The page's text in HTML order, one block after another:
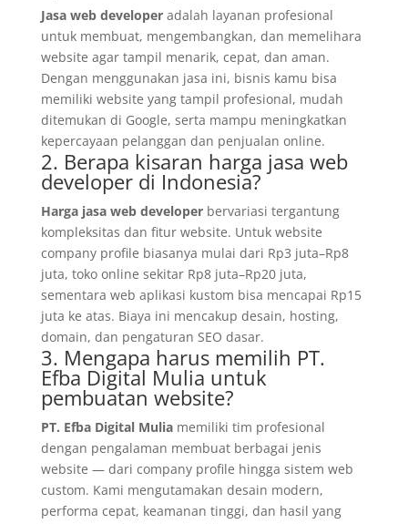
Jasa web developeradalah layanan profesional
untuk membuat, mengembangkan, dan memelihara
website agar tampil menarik, cepat, dan aman.
Dengan menggunakan jasa ini, bisnis kamu bisa
memiliki website yang tampil profesional, mudah
ditemukan di Google, serta mampu meningkatkan
kepercayaan pelanggan dan penjualan online.
2. Berapa kisaran harga jasa web
developer di Indonesia?
Harga jasa web developerbervariasi tergantung
kompleksitas dan fitur website. Untuk website
company profile biasanya mulai dari Rp3 juta–Rp8
juta, toko online sekitar Rp8 juta–Rp20 juta,
sementara web aplikasi kustom bisa mencapai Rp15
juta ke atas. Biaya ini mencakup desain, hosting,
domain, dan pengaturan SEO dasar.
3. Mengapa harus memilih PT.
Efba Digital Mulia untuk
pembuatan website?
PT. Efba Digital Muliamemiliki tim profesional
dengan pengalaman membuat berbagai jenis
website — dari company profile hingga sistem web
custom. Kami mengutamakan desain modern,
performa cepat, keamanan tinggi, dan hasil yang